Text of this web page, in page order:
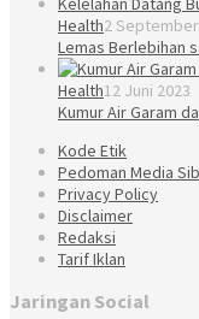
Health2
Lemas Berlebihan
Health12 Juni 2023
Kumur Air Garam
Kode Etik
Pedoman Media
Privacy Policy
Disclaimer
Redaksi
Tarif Iklan
Jaringan Social